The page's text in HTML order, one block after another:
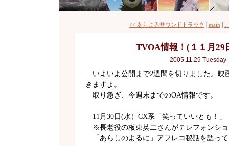
<< あらよるサウンドトラック | main |
TVOA情報！(１１月29
2005.11.29 Tuesday
いよいよ公開まで2週間を切りました。映
きますよ。
取り急ぎ、今週末までのOA情報です。
11月30日(水）CX系「笑っていいとも！」
※長老役の板東英二さんがテレフォンシ
「あらしのよるに」アフレコ秘話を語っ